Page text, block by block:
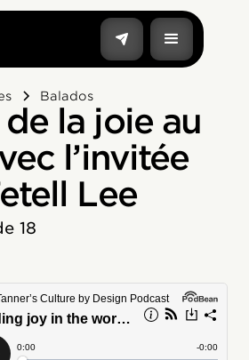
Balados
la joie au
l’invitée
Lee
18